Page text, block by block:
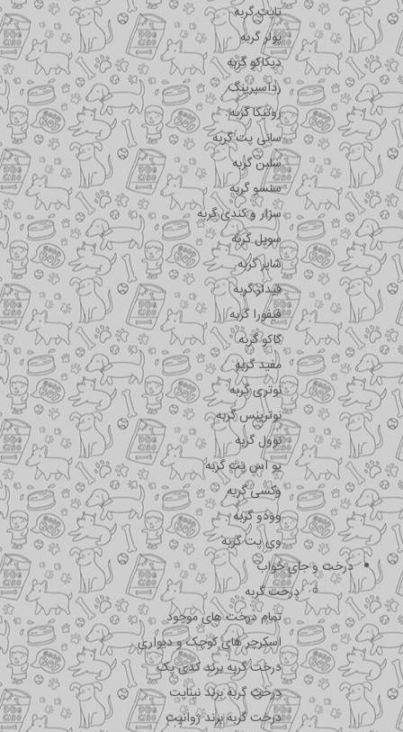
تاپت گربه
پولر گربه
دیکاکو گربه
رداسپرینگ
روتیکا گربه
سانی پت گربه
سلبن گربه
سنسو گربه
سزار و کندی گربه
سویل گربه
شایر گربه
فیدار گربه
فیفورا گربه
کاکو گربه
مفید گربه
نوتری گربه
نوترینس گربه
نوول گربه
یو اس پت گربه
وکسی گربه
وودو گربه
وی پت گربه
درخت و جای خواب
درخت گربه
تمام درخت های موجود
اسکرچر های کوچک و دیواری
درخت گربه برند کدی پک
درخت گربه برند نیناپت
درخت گربه برند ژوانیت